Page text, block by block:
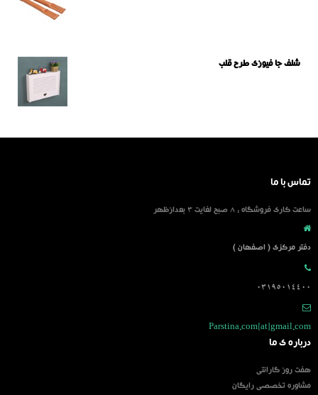
شلف جا فیوزی طرح قلب
تماس با ما
ساعت کاری فروشگاه : 8 صبح لغایت 3 بعدازظهر
دفتر مرکزی ( اصفهان )
03195014400
Parstina.com[at]gmail.com
درباره ی ما
هفت روز گارانتی
مشاوره تخصصی رایگان